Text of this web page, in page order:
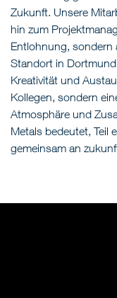
Zukunft. Unsere
hin zum
Entlohnung, sondern
Standort in
Kreativität und
Kollegen, sondern
Atmosphäre und
Metals bedeutet, Teil
gemeinsam an